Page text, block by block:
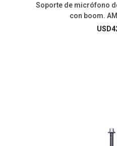
Soporte de micrófono
con boom.
USD